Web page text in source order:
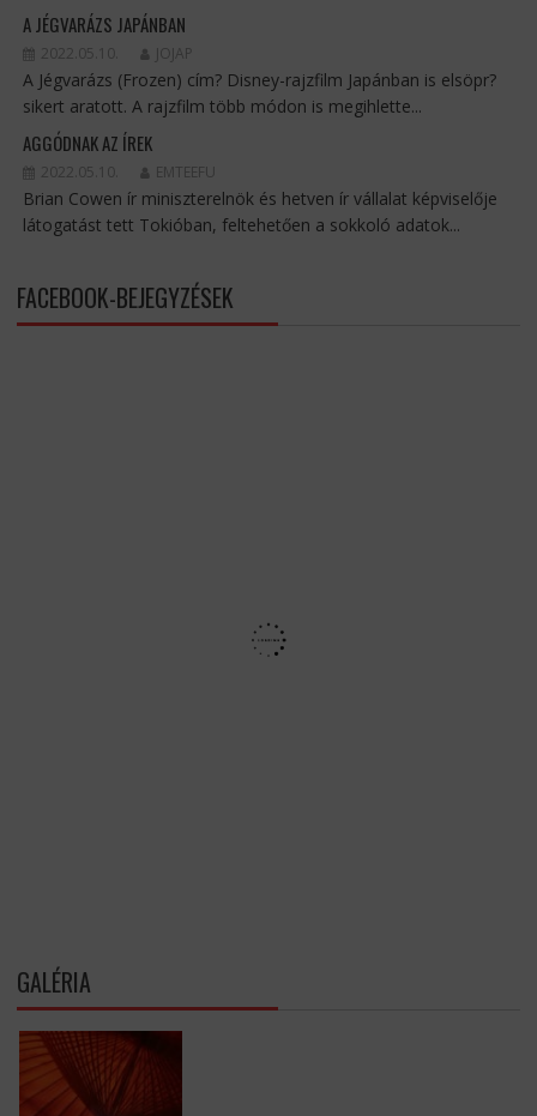
A JÉGVARÁZS JAPÁNBAN
2022.05.10. JOJAP
A Jégvarázs (Frozen) cím? Disney-rajzfilm Japánban is elsöpr?
sikert aratott. A rajzfilm több módon is megihlette...
AGGÓDNAK AZ ÍREK
2022.05.10. EMTEEFU
Brian Cowen ír miniszterelnök és hetven ír vállalat képviselője
látogatást tett Tokióban, feltehetően a sokkoló adatok...
FACEBOOK-BEJEGYZÉSEK
GALÉRIA